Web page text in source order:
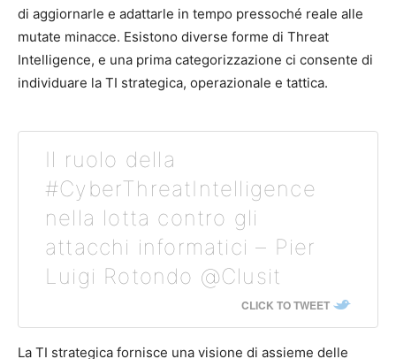
di aggiornarle e adattarle in tempo pressoché reale alle
mutate minacce. Esistono diverse forme di Threat
Intelligence, e una prima categorizzazione ci consente di
individuare la TI strategica, operazionale e tattica.
Il ruolo della
#CyberThreatIntelligence
nella lotta contro gli
attacchi informatici – Pier
Luigi Rotondo @Clusit
CLICK TO TWEET
La TI strategica fornisce una visione di assieme delle